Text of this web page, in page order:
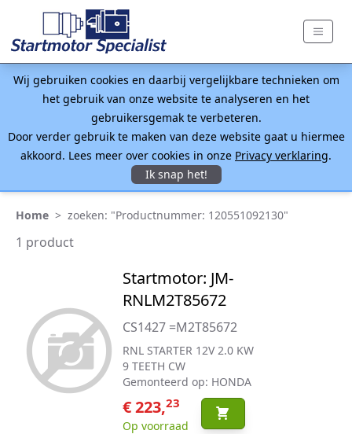
Wij gebruiken cookies en daarbij vergelijkbare technieken om
het gebruik van onze website te analyseren en het
gebruikersgemak te verbeteren.
Door verder gebruik te maken van deze website gaat u hiermee
akkoord. Lees meer over cookies in onze Privacy verklaring.
Ik snap het!
Home > zoeken: "Productnummer: 120551092130"
1 product
Startmotor: JM-
RNLM2T85672
CS1427 =M2T85672
RNL STARTER 12V 2.0 KW
9 TEETH CW
Gemonteerd op: HONDA
€ 223,23
Op voorraad